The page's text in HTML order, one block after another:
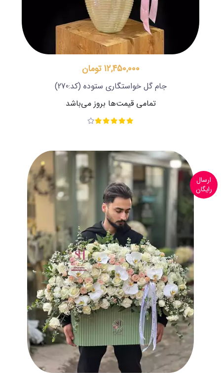
12,450,000 تومان
جام گل خواستگاری ستوده (کد:270)
تمامی قیمت‌ها بروز می‌باشد
ارسال
رایگان